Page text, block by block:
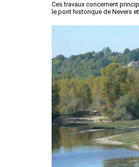
Ces travaux concernent
le pont historique de Nevers